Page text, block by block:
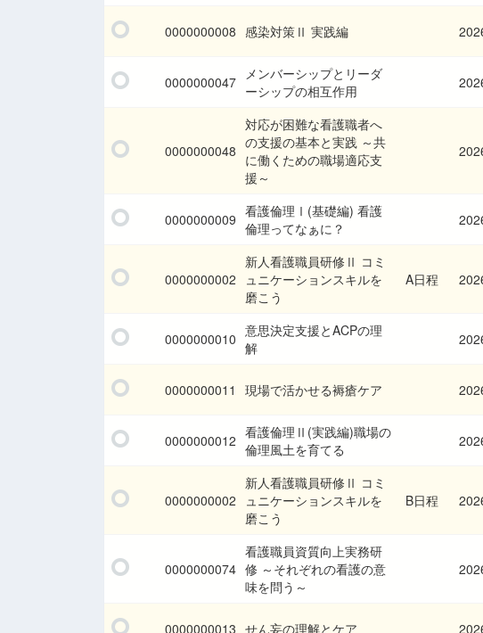
0000000008 感染対策Ⅱ 実践編
0000000047 メンバーシップとリーダ
ーシップの相互作用
0000000048
対応が困難な看護職者へ
の支援の基本と実践 ～共
に働くための職場適応支
援～
0000000009 看護倫理Ⅰ(基礎編) 看護
倫理ってなぁに？
0000000002
新人看護職員研修Ⅱ コミ
ュニケーションスキルを
磨こう
A日程
0000000010 意思決定支援とACPの理
解
0000000011 現場で活かせる褥瘡ケア
0000000012 看護倫理Ⅱ(実践編)職場の
倫理風土を育てる
0000000002
新人看護職員研修Ⅱ コミ
ュニケーションスキルを
磨こう
B日程
0000000074
看護職員資質向上実務研
修 ～それぞれの看護の意
味を問う～
0000000013 せん妄の理解とケア